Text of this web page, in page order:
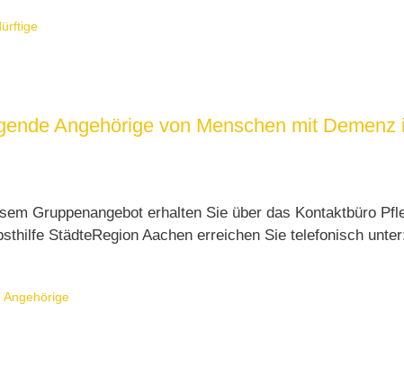
Angehörige von Menschen mit Demenz
Gruppenangebot erhalten Sie über das Kontaktbüro
StädteRegion Aachen erreichen Sie telefonisch
Angehörige